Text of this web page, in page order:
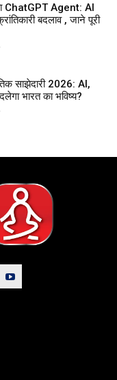
ChatGPT Agent: AI
बदलाव , जाने पूरी
साझेदारी 2026: AI,
भारत का भविष्य?